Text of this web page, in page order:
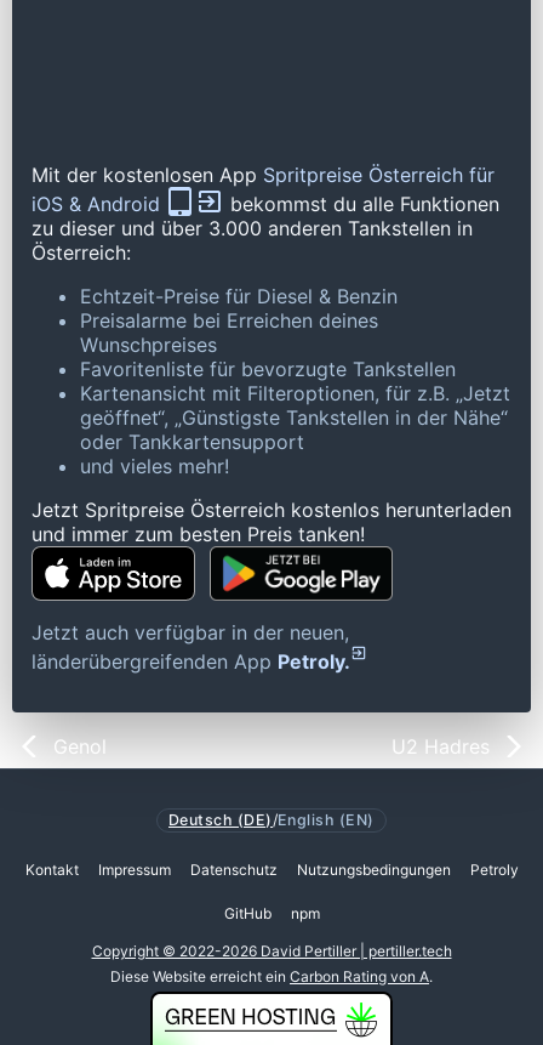
Mit der kostenlosen App Spritpreise Österreich für
iOS & Android
bekommst du alle Funktionen
zu dieser und über 3.000 anderen Tankstellen in
Österreich:
Echtzeit-Preise für Diesel & Benzin
Preisalarme bei Erreichen deines
Wunschpreises
Favoritenliste für bevorzugte Tankstellen
Kartenansicht mit Filteroptionen, für z.B. „Jetzt
geöffnet“, „Günstigste Tankstellen in der Nähe“
oder Tankkartensupport
und vieles mehr!
Jetzt Spritpreise Österreich kostenlos herunterladen
und immer zum besten Preis tanken!
Jetzt auch verfügbar in der neuen,
länderübergreifenden App Petroly.
Genol U2 Hadres
Deutsch (DE)/English (EN)
Kontakt Impressum Datenschutz Nutzungsbedingungen Petroly
GitHub npm
Copyright © 2022-2026 David Pertiller | pertiller.tech
Diese Website erreicht ein Carbon Rating von A.